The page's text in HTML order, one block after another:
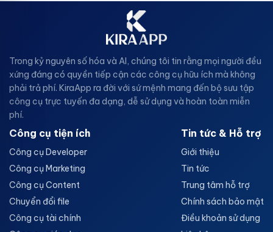
Trong kỷ nguyên số hóa và AI, chúng tôi tin rằng mọi người đều
xứng đáng có quyền tiếp cận các công cụ hữu ích mà không
phải trả phí. KiraApp ra đời với sứ mệnh mang đến bộ sưu tập
công cụ trực tuyến đa dạng, dễ sử dụng và hoàn toàn miễn
phí.
Công cụ tiện ích
Công cụ Developer
Công cụ Marketing
Công cụ Content
Chuyển đổi file
Công cụ tài chính
Tin tức & Hỗ trợ
Giới thiệu
Tin tức
Trung tâm hỗ trợ
Chính sách bảo mật
Điều khoản sử dụng